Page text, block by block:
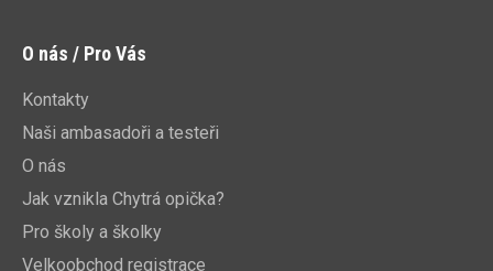
O nás / Pro Vás
Kontakty
Naši ambasadoři a testeři
O nás
Jak vznikla Chytrá opička?
Pro školy a školky
Velkoobchod registrace